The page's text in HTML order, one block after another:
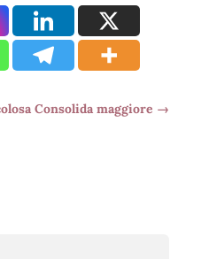
Consolida maggiore →